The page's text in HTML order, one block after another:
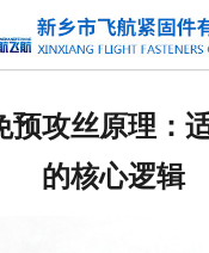
预攻丝原理：
的核心逻辑